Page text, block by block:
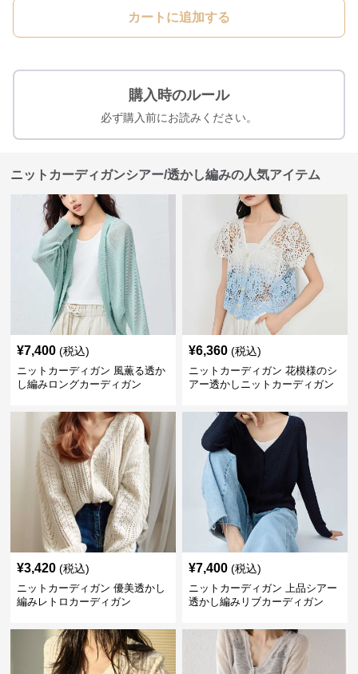
カートに追加する
購入時のルール
必ず購入前にお読みください。
ニットカーディガンシアー/透かし編みの人気アイテム
¥7,400 (税込)
ニットカーディガン 風薫る透か
し編みロングカーディガン
¥6,360 (税込)
ニットカーディガン 花模様のシ
アー透かしニットカーディガン
¥3,420 (税込)
ニットカーディガン 優美透かし
編みレトロカーディガン
¥7,400 (税込)
ニットカーディガン 上品シアー
透かし編みリブカーディガン